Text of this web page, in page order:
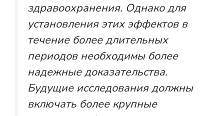
здравоохранения. Однако для
установления этих эффектов в
течение более длительных
периодов необходимы более
надежные доказательства.
Будущие исследования должны
включать более крупные